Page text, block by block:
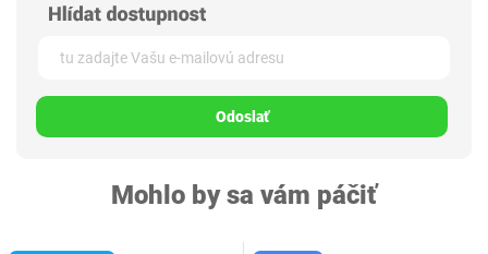
Odoslať
Mohlo by sa vám páčiť